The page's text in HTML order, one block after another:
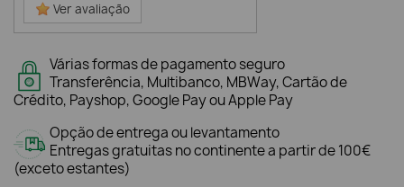
Ver avaliação
Várias formas de pagamento seguro
Transferência, Multibanco, MBWay, Cartão de
Crédito, Payshop, Google Pay ou Apple Pay
Opção de entrega ou levantamento
Entregas gratuitas no continente a partir de 100€
(exceto estantes)